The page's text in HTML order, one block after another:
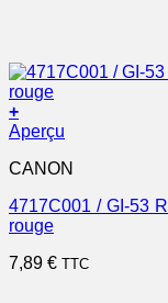
+
Aperçu
CANON
4717C001 / GI-53
rouge
7,89 € TTC